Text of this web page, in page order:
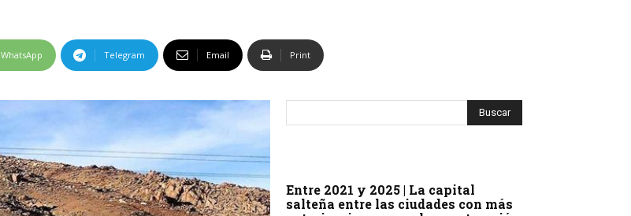
WhatsApp Telegram Email Print
Entre 2021 y 2025 | La capital
salteña entre las ciudades con más